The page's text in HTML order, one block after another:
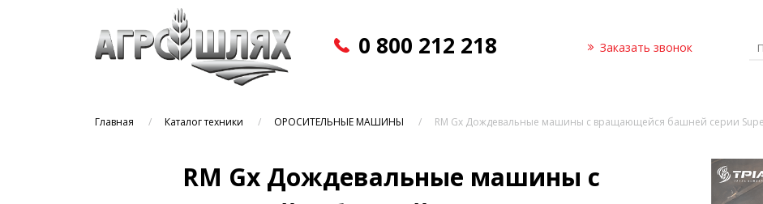
0 800 212 218 Заказать звонок
Главная Каталог техники ОРОСИТЕЛЬНЫЕ МАШИНЫ RM Gx Дождевальные машины с вращающейся башней серии
RM Gx Дождевальные машины с